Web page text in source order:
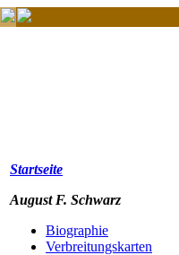
Startseite
August F. Schwarz
Biographie
Verbreitungskarten